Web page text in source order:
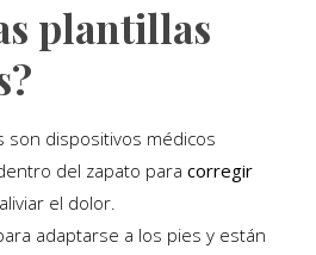
plantillas
son dispositivos médicos
del zapato para corregir
el dolor.
adaptarse a los pies y están